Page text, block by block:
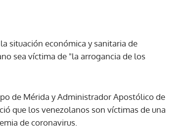
situación económica y sanitaria de
sea víctima de "la arrogancia de los
de Mérida y Administrador Apostólico de
que los venezolanos son víctimas de una
de coronavirus.